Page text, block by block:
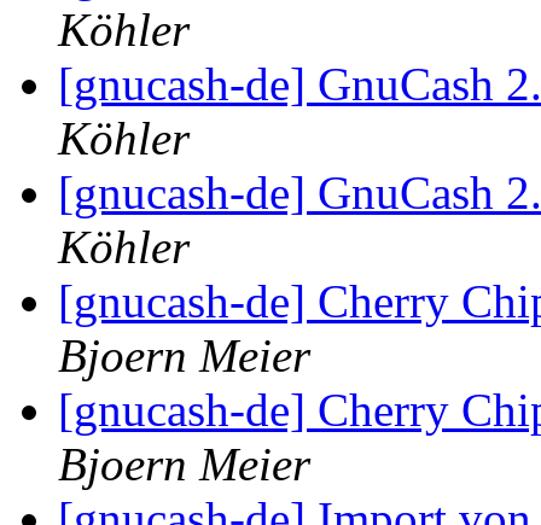
Köhler
[gnucash-de] GnuCash
Köhler
[gnucash-de] GnuCash
Köhler
[gnucash-de] Cherry
Bjoern Meier
[gnucash-de] Cherry
Bjoern Meier